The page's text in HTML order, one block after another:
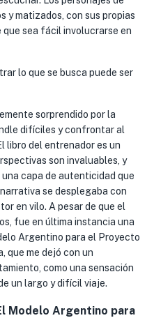
y matizados, con sus propias
sea fácil involucrarse en
lo que se busca puede ser
sorprendido por la
difíciles y confrontar al
libro del entrenador es un
son invaluables, y
capa de autenticidad que
se desplegaba con
en vilo. A pesar de que el
fue en última instancia una
Argentino para el Proyecto
que me dejó con un
como una sensación
un largo y difícil viaje.
Modelo Argentino para